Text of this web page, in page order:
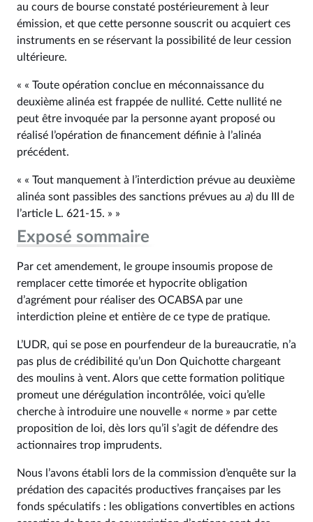
au cours de bourse constaté postérieurement à leur
émission, et que cette personne souscrit ou acquiert ces
instruments en se réservant la possibilité de leur cession
ultérieure.
« « Toute opération conclue en méconnaissance du
deuxième alinéa est frappée de nullité. Cette nullité ne
peut être invoquée par la personne ayant proposé ou
réalisé l’opération de financement définie à l’alinéa
précédent.
« « Tout manquement à l’interdiction prévue au deuxième
alinéa sont passibles des sanctions prévues au a) du III de
l’article L. 621‑15. » »
Exposé sommaire
Par cet amendement, le groupe insoumis propose de
remplacer cette timorée et hypocrite obligation
d’agrément pour réaliser des OCABSA par une
interdiction pleine et entière de ce type de pratique.
L’UDR, qui se pose en pourfendeur de la bureaucratie, n’a
pas plus de crédibilité qu’un Don Quichotte chargeant
des moulins à vent. Alors que cette formation politique
promeut une dérégulation incontrôlée, voici qu’elle
cherche à introduire une nouvelle « norme » par cette
proposition de loi, dès lors qu’il s’agit de défendre des
actionnaires trop imprudents.
Nous l’avons établi lors de la commission d’enquête sur la
prédation des capacités productives françaises par les
fonds spéculatifs : les obligations convertibles en actions